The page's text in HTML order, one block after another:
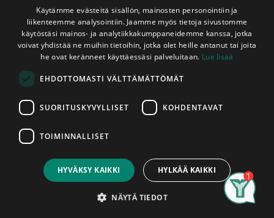
11,35€
Account
Shop
Tervaleppä
Peitelista Tervaleppä 12x42x2400 mm
Peitelista Tervaleppä 12x42x2400
mm
Punertava peitelista. Listan raaka-aineena A-laatuluokan
tervaleppä. Soveltuu saunaan ja kosteisiin tiloihin. Listojen
yhteyttä myymäläämme varmistaaksesi saatavilla olevat
pituudet. Listat myydään kappaleittain. Asennettu tuote on
hyväksytty tuote, tuotteissa ilmeneviin mahdollisiin
tuotantovirheisiin voidaan vedota vain ennen niiden
Käytämme evästeitä sisällön, mainosten personointiin ja
liikenteemme analysointiin. Jaamme myös tietoja sivustomme
käytöstäsi mainos- ja analytiikkakumppaneidemme kanssa, jotka
voivat yhdistää ne muihin tietoihin, jotka olet heille antanut tai joita
he ovat keränneet käyttäessäsi palveluitaan. Lue lisää
EHDOTTOMASTI VÄLTTÄMÄTTÖMÄT
SUORITUSKYVYLLISET KOHDENTAVAT
TOIMINNALLISET
HYVÄKSY KAIKKI HYLKÄÄ KAIKKI
NÄYTÄ TIEDOT